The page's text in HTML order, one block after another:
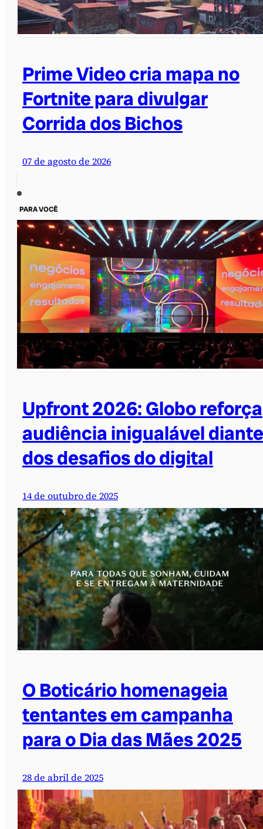
Prime Video cria mapa no
Fortnite para divulgar
Corrida dos Bichos
07 de agosto de 2026
PARA VOCÊ
Upfront 2026: Globo reforça
audiência inigualável diante
dos desafios do digital
14 de outubro de 2025
O Boticário homenageia
tentantes em campanha
para o Dia das Mães 2025
28 de abril de 2025